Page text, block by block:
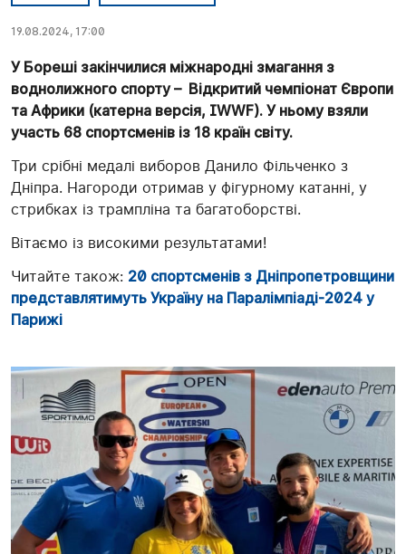
19.08.2024, 17:00
У Бореші закінчилися міжнародні змагання з
воднолижного спорту – Відкритий чемпіонат Європи
та Африки (катерна версія, IWWF). У ньому взяли
участь 68 спортсменів із 18 країн світу.
Три срібні медалі виборов Данило Фільченко з
Дніпра. Нагороди отримав у фігурному катанні, у
стрибках із трампліна та багатоборстві.
Вітаємо із високими результатами!
Читайте також: 20 спортсменів з Дніпропетровщини
представлятимуть Україну на Паралімпіаді-2024 у
Парижі